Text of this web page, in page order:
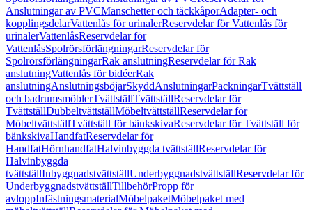
Anslutningar av PVCManschetter och täckkåporAdapter- och
kopplingsdelarVattenlås för urinalerReservdelar för Vattenlås för
urinalerVattenlåsReservdelar för
VattenlåsSpolrörsförlängningarReservdelar för
SpolrörsförlängningarRak anslutningReservdelar för Rak
anslutningVattenlås för bidéerRak
anslutningAnslutningsböjarSkyddAnslutningarPackningarTvättställ
och badrumsmöblerTvättställTvättställReservdelar för
TvättställDubbeltvättställMöbeltvättställReservdelar för
MöbeltvättställTvättställ för bänkskivaReservdelar för Tvättställ för
bänkskivaHandfatReservdelar för
HandfatHörnhandfatHalvinbyggda tvättställReservdelar för
Halvinbyggda
tvättställInbyggnadstvättställUnderbyggnadstvättställReservdelar för
UnderbyggnadstvättställTillbehörPropp för
avloppInfästningsmaterialMöbelpaketMöbelpaket med